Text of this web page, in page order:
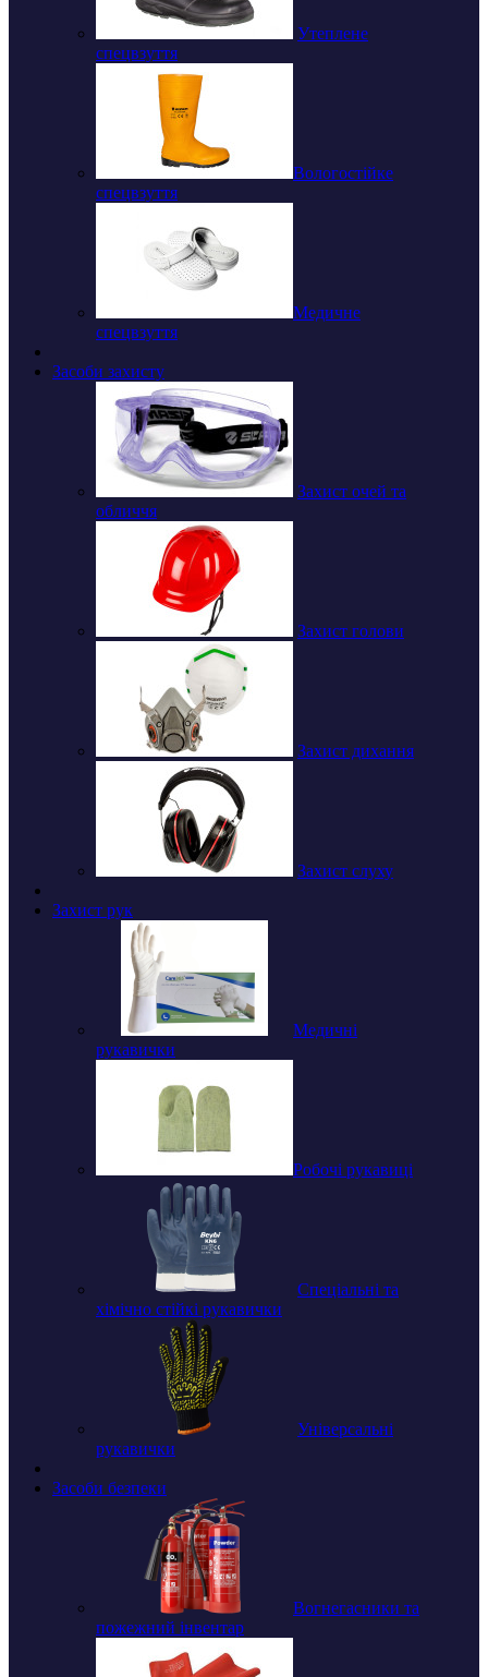
Утеплене
спецвзуття
Вологостійке
спецвзуття
Медичне
спецвзуття
Засоби захисту
Захист очей та
обличчя
Захист голови
Захист дихання
Захист слуху
Захист рук
Медичні
рукавички
Робочі рукавиці
Спеціальні та
хімічно стійкі рукавички
Універсальні
рукавички
Засоби безпеки
Вогнегасники та
пожежний інвентар